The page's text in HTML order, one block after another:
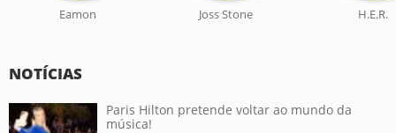
Eamon Joss Stone H.E.R.
NOTÍCIAS
Paris Hilton pretende voltar ao mundo da
música!